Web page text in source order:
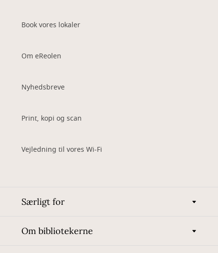
Book vores lokaler
Om eReolen
Nyhedsbreve
Print, kopi og scan
Vejledning til vores Wi-Fi
Særligt for
Om bibliotekerne